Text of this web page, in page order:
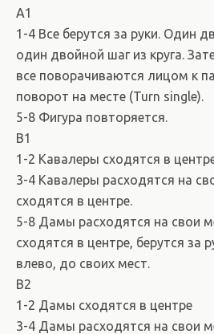
A1
1-4 Все берутся за руки. Один
один двойной шаг из круга.
все поворачиваются лицом к
поворот на месте (Turn single).
5-8 Фигура повторяется.
B1
1-2 Кавалеры сходятся в
3-4 Кавалеры расходятся на
сходятся в центре.
5-8 Дамы расходятся на свои
сходятся в центре, берутся за
влево, до своих мест.
B2
1-2 Дамы сходятся в центре
3-4 Дамы расходятся на свои